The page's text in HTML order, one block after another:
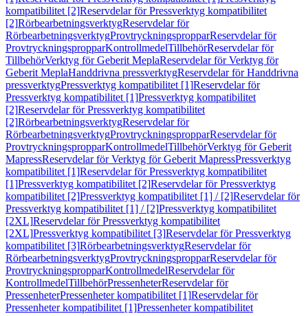
kompatibilitet [2]Reservdelar för Pressverktyg kompatibilitet
[2]RörbearbetningsverktygReservdelar för
RörbearbetningsverktygProvtryckningspropparReservdelar för
ProvtryckningspropparKontrollmedelTillbehörReservdelar för
TillbehörVerktyg för Geberit MeplaReservdelar för Verktyg för
Geberit MeplaHanddrivna pressverktygReservdelar för Handdrivna
pressverktygPressverktyg kompatibilitet [1]Reservdelar för
Pressverktyg kompatibilitet [1]Pressverktyg kompatibilitet
[2]Reservdelar för Pressverktyg kompatibilitet
[2]RörbearbetningsverktygReservdelar för
RörbearbetningsverktygProvtryckningspropparReservdelar för
ProvtryckningspropparKontrollmedelTillbehörVerktyg för Geberit
MapressReservdelar för Verktyg för Geberit MapressPressverktyg
kompatibilitet [1]Reservdelar för Pressverktyg kompatibilitet
[1]Pressverktyg kompatibilitet [2]Reservdelar för Pressverktyg
kompatibilitet [2]Pressverktyg kompatibilitet [1] / [2]Reservdelar för
Pressverktyg kompatibilitet [1] / [2]Pressverktyg kompatibilitet
[2XL]Reservdelar för Pressverktyg kompatibilitet
[2XL]Pressverktyg kompatibilitet [3]Reservdelar för Pressverktyg
kompatibilitet [3]RörbearbetningsverktygReservdelar för
RörbearbetningsverktygProvtryckningspropparReservdelar för
ProvtryckningspropparKontrollmedelReservdelar för
KontrollmedelTillbehörPressenheterReservdelar för
PressenheterPressenheter kompatibilitet [1]Reservdelar för
Pressenheter kompatibilitet [1]Pressenheter kompatibilitet